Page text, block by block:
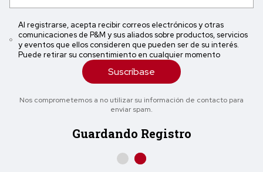
Al registrarse, acepta recibir correos electrónicos y otras
comunicaciones de P&M y sus aliados sobre productos, servicios
y eventos que ellos consideren que pueden ser de su interés.
Puede retirar su consentimiento en cualquier momento
Suscríbase
Nos comprometemos a no utilizar su información de contacto para
enviar spam.
Guardando Registro